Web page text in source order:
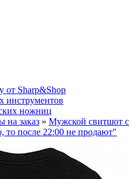
от Sharp&Shop
инструментов
ножниц
на заказ » Мужской свитшот с
то после 22:00 не продают"